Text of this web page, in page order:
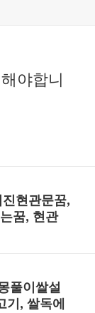
해야합니
현관문꿈,
꿈, 현관
풀이쌀설
기, 쌀독에